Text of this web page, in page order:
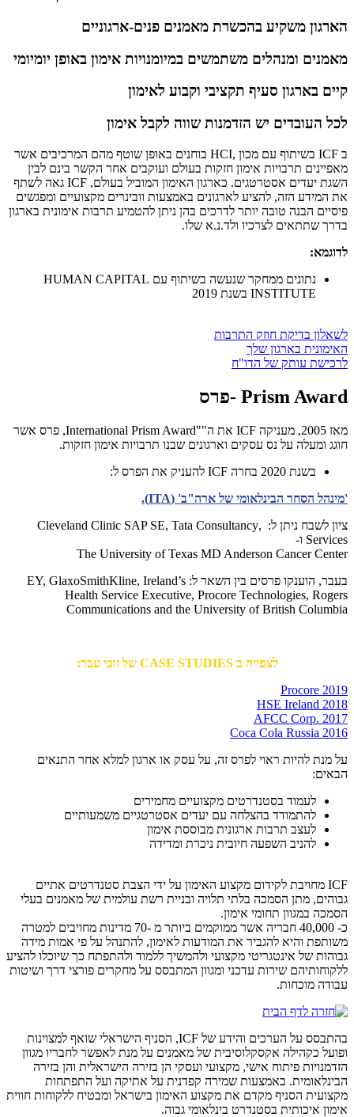
הארגון משקיע בהכשרת מאמנים פנים-ארגוניים
מאמנים ומנהלים משתמשים במיומנויות אימון באופן יומיומי
קיים בארגון סעיף תקציבי וקבוע לאימון
לכל העובדים יש הזדמנות שווה לקבל אימון
ב ICF בשיתוף עם מכון ,HCI בוחנים באופן שוטף מהם המרכיבים אשר
מאפיינים תרבויות אימון חזקות בעולם ועוקבים אחר הקשר בינם לבין
השגת יעדים אסטרטגים. כארגון האימון המוביל בעולם, ICF גאה לשתף
את המידע הזה, להציע לארגונים באמצעות וובינרים מקצועיים ומפגשים
פיסיים הבנה טובה יותר לדרכים בהן ניתן להטמיע תרבות אימונית בארגון
בדרך שתתאים לצרכיו ולד.נ.א שלו.
לדוגמא:
נתונים ממחקר שנעשה בשיתוף עם HUMAN CAPITAL
INSTITUTE בשנת 2019
לשאלון בדיקת חוזק התרבות
האימונית בארגון שלך
לרכישת עותק של הדו"ח
Prism Award -פרס
מאז 2005, מעניקה ICF את ה""International Prism Award, פרס אשר
חוגג ומעלה על נס עסקים וארגונים שבנו תרבויות אימון חזקות.
בשנת 2020 בחרה ICF להעניק את הפרס ל:
'מינהל הסחר הבינלאומי של ארה"ב' (ITA).
ציון לשבח ניתן ל:
,Cleveland Clinic SAP SE, Tata Consultancy
Services ו-
The University of Texas MD Anderson Cancer Center
בעבר, הוענקו פרסים בין השאר ל: EY, GlaxoSmithKline, Ireland’s
Health Service Executive, Procore Technologies, Rogers
Communications and the University of British Columbia
לצפייה ב CASE STUDIES של זוכי עבר:
Procore 2019
HSE Ireland 2018
AFCC Corp. 2017
Coca Cola Russia 2016
על מנת להיות ראוי לפרס זה, על עסק או ארגון למלא אחר התנאים
הבאים:
לעמוד בסטנדרטים מקצועיים מחמירים
להתמודד בהצלחה עם יעדים אסטרטגיים משמעותיים
לעצב תרבות ארגונית מבוססת אימון
להניב השפעה חיובית ניכרת ומדידה
ICF מחויבת לקידום מקצוע האימון על ידי הצבת סטנדרטים אתיים
גבוהים, מתן הסמכה בלתי תלויה ובניית רשת עולמית של מאמנים בעלי
הסמכה במגוון תחומי אימון.
כ- 40,000 חבריה אשר ממוקמים ביותר מ -70 מדינות מחויבים למטרה
משותפת והיא להגביר את המודעות לאימון, להתנהל על פי אמות מידה
גבוהות של אינטגריטי מקצועי ולהמשיך ללמוד ולהתפתח כך שיוכלו להציע
ללקוחותיהם שירות עדכני ומגוון המתבסס על מחקרים פורצי דרך ושיטות
עבודה מוכחות.
בהתבסס על הערכים והידע של ICF, הסניף הישראלי שואף למצוינות
ופועל כקהילה אקסקלוסיבית של מאמנים על מנת לאפשר לחבריו מגוון
הזדמנויות פיתוח אישי, מקצועי ועסקי הן בזירה הישראלית והן בזירה
הבינלאומית. באמצעות שמירה קפדנית על אתיקה ועל התפתחות
מקצועית הסניף מקדם את מקצוע האימון בישראל ומבטיח ללקוחות חווית
אימון איכותית בסטנדרט בינלאומי גבוה.